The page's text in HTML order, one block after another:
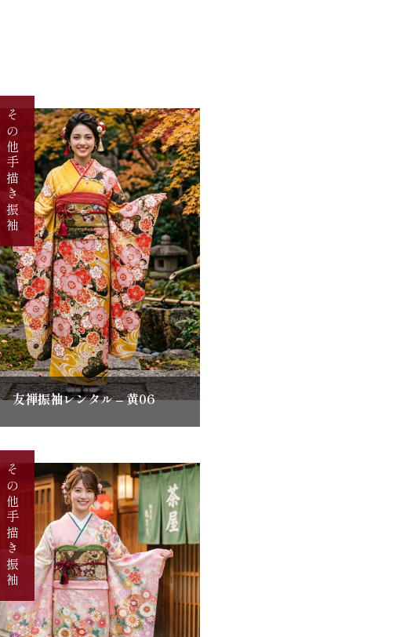
その他手描き振袖
友禅振袖レンタル – 黄06
その他手描き振袖